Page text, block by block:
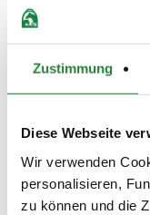
Zustimmung
Diese Webseite
Wir verwenden
personalisieren,
zu können und die
Pru¨fungshalle:
Vorläufige
So. vorm.:
Freitag:
Ergebnisse: